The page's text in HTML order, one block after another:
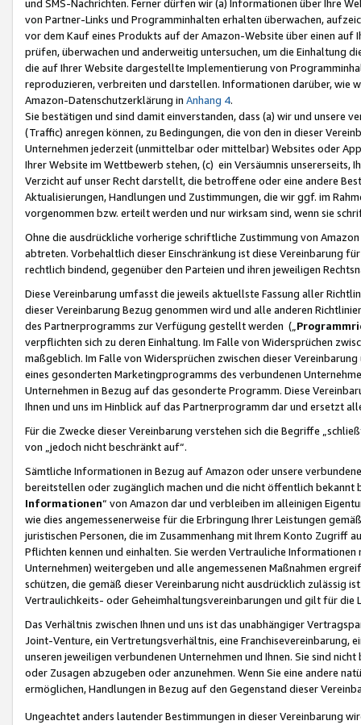
und SMS-Nachrichten. Ferner dürfen wir (a) Informationen über Ihre
von Partner-Links und Programminhalten erhalten überwachen,
vor dem Kauf eines Produkts auf der Amazon-Website über einen
prüfen, überwachen und anderweitig untersuchen, um die Einhaltung
die auf Ihrer Website dargestellte Implementierung von
reproduzieren, verbreiten und darstellen. Informationen darüber, wie
Amazon-Datenschutzerklärung in Anhang 4.
Sie bestätigen und sind damit einverstanden, dass (a) wir und
(Traffic) anregen können, zu Bedingungen, die von den in dieser
Unternehmen jederzeit (unmittelbar oder mittelbar) Websites oder
Ihrer Website im Wettbewerb stehen, (c) ein Versäumnis unsererseits,
Verzicht auf unser Recht darstellt, die betroffene oder eine andere
Aktualisierungen, Handlungen und Zustimmungen, die wir ggf. im
vorgenommen bzw. erteilt werden und nur wirksam sind, wenn sie
Ohne die ausdrückliche vorherige schriftliche Zustimmung von
abtreten. Vorbehaltlich dieser Einschränkung ist diese Vereinbarung
rechtlich bindend, gegenüber den Parteien und ihren jeweiligen
Diese Vereinbarung umfasst die jeweils aktuellste Fassung aller
dieser Vereinbarung Bezug genommen wird und alle anderen
des Partnerprogramms zur Verfügung gestellt werden („
verpflichten sich zu deren Einhaltung. Im Falle von Widersprüchen
maßgeblich. Im Falle von Widersprüchen zwischen dieser
eines gesonderten Marketingprogramms des verbundenen
Unternehmen in Bezug auf das gesonderte Programm. Diese
Ihnen und uns im Hinblick auf das Partnerprogramm dar und ersetzt
Für die Zwecke dieser Vereinbarung verstehen sich die Begriffe
von „jedoch nicht beschränkt auf“.
Sämtliche Informationen in Bezug auf Amazon oder unsere
bereitstellen oder zugänglich machen und die nicht öffentlich
Informationen“ von Amazon dar und verbleiben im alleinigen
wie dies angemessenerweise für die Erbringung Ihrer Leistungen
juristischen Personen, die im Zusammenhang mit Ihrem Konto
Pflichten kennen und einhalten. Sie werden Vertrauliche
Unternehmen) weitergeben und alle angemessenen Maßnahmen
schützen, die gemäß dieser Vereinbarung nicht ausdrücklich zulässig
Vertraulichkeits- oder Geheimhaltungsvereinbarungen und gilt für die
Das Verhältnis zwischen Ihnen und uns ist das unabhängiger
Joint-Venture, ein Vertretungsverhältnis, eine Franchisevereinbarung,
unseren jeweiligen verbundenen Unternehmen und Ihnen. Sie sind
oder Zusagen abzugeben oder anzunehmen. Wenn Sie eine andere
ermöglichen, Handlungen in Bezug auf den Gegenstand dieser
Ungeachtet anders lautender Bestimmungen in dieser Vereinbarung